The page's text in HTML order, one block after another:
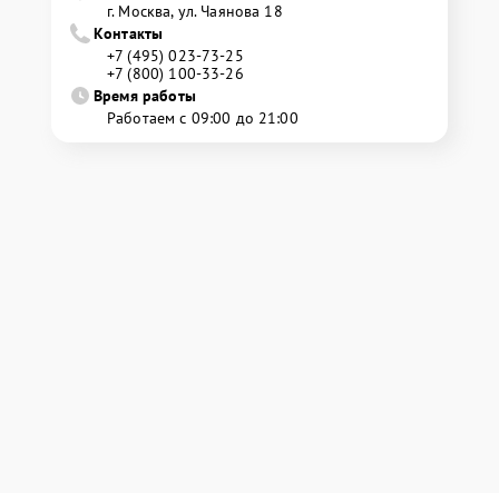
г. Москва, ул. Чаянова 18
Контакты
+7 (495) 023-73-25
+7 (800) 100-33-26
Время работы
Работаем с 09:00 до 21:00